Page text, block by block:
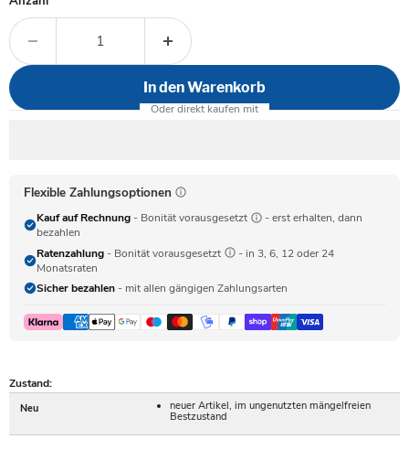
In den Warenkorb
Flexible Zahlungsoptionen
Kauf auf Rechnung - Bonität vorausgesetzt
- erst erhalten, dann
bezahlen
Ratenzahlung - Bonität vorausgesetzt
- in 3, 6, 12 oder 24
Monatsraten
Sicher bezahlen - mit allen gängigen Zahlungsarten
Zustand:
Neu
neuer Artikel, im ungenutzten mängelfreien
Bestzustand